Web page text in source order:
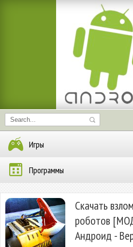
Игры
Программы
Скачать
роботов
Андроид -